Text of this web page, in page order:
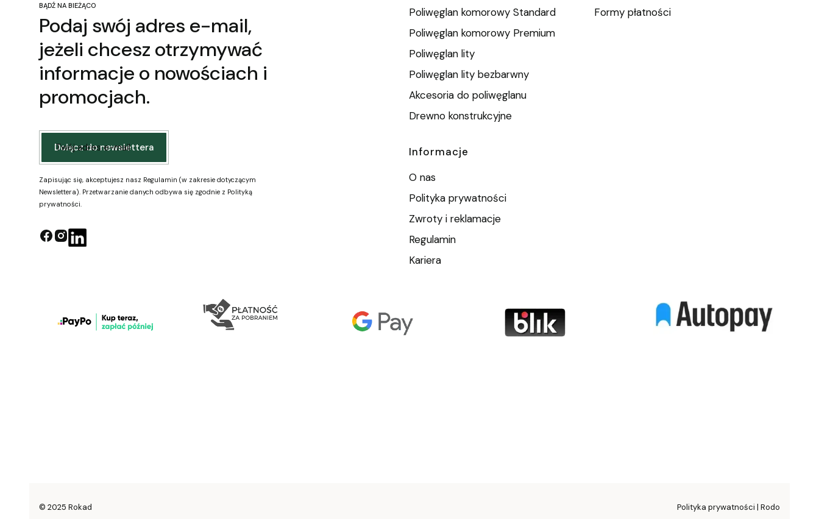
BĄDŹ NA BIEŻĄCO
Podaj swój adres e-mail,
jeżeli chcesz otrzymywać
informacje o nowościach i
promocjach.
Twój adres e-mail
Dołącz do newslettera
Zapisując się, akceptujesz nasz Regulamin (w zakresie dotyczącym
Newslettera). Przetwarzanie danych odbywa się zgodnie z Polityką
prywatności.
Poliwęglan komorowy Standard
Poliwęglan komorowy Premium
Poliwęglan lity
Poliwęglan lity bezbarwny
Akcesoria do poliwęglanu
Drewno konstrukcyjne
Formy płatności
Informacje
O nas
Polityka prywatności
Zwroty i reklamacje
Regulamin
Kariera
© 2025 Rokad Polityka prywatności | Rodo